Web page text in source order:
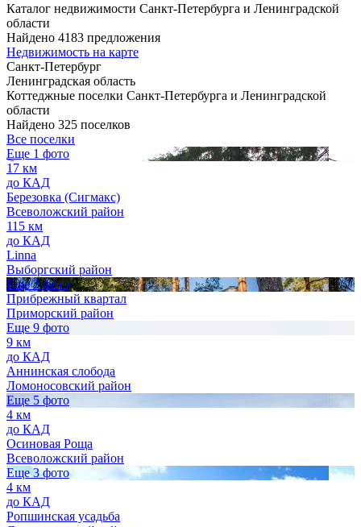
Каталог недвижимости Санкт-Петербурга и Ленинградской
области
Найдено 4183 предложения
Недвижимость на карте
Санкт-Петербург
Ленинградская область
Коттеджные поселки Санкт-Петербурга и Ленинградской
области
Найдено 325 поселков
Все поселки
Еще 1 фото
17 км
до КАД
Березовка (Сигмакс)
Всеволожский район
115 км
до КАД
Linna
Выборгский район
Еще 3 фото
Прибрежный квартал
Приморский район
Еще 9 фото
9 км
до КАД
Аннинская слобода
Ломоносовский район
Еще 5 фото
4 км
до КАД
Осиновая Роща
Всеволожский район
Еще 3 фото
4 км
до КАД
Ропшинская усадьба